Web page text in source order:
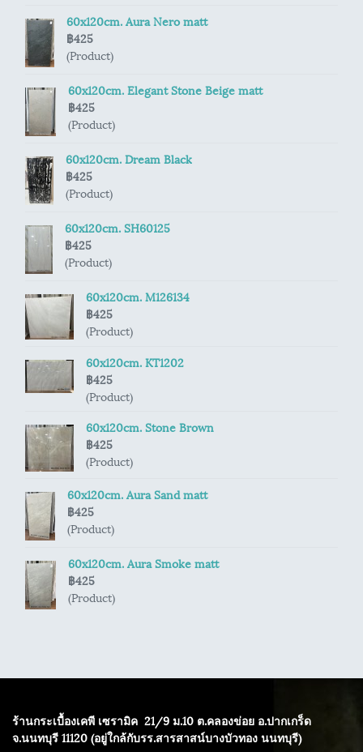
60x120cm. Aura Nero matt
฿425
(Product)
60x120cm. Elegant Stone Beige matt
฿425
(Product)
60x120cm. Dream Black
฿425
(Product)
60x120cm. SH60125
฿425
(Product)
60x120cm. M126134
฿425
(Product)
60x120cm. KT1202
฿425
(Product)
60x120cm. Stone Brown
฿425
(Product)
60x120cm. Aura Sand matt
฿425
(Product)
60x120cm. Aura Smoke matt
฿425
(Product)
ร้านกระเบื้องเคพี เซรามิค 21/9 ม.10 ต.คลองข่อย อ.ปากเกร็ด
จ.นนทบุรี 11120 (อยู่ใกล้กับรร.สารสาสน์บางบัวทอง นนทบุรี)